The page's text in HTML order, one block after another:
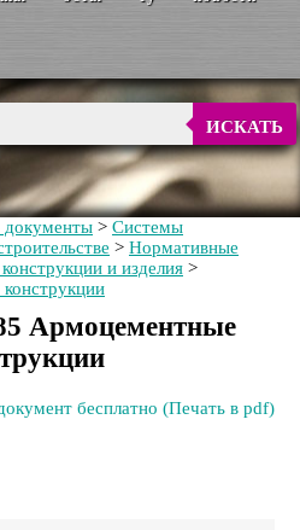
ИСКАТЬ
> Системы
> Нормативные
и изделия >
Армоцементные
бесплатно (Печать в pdf)